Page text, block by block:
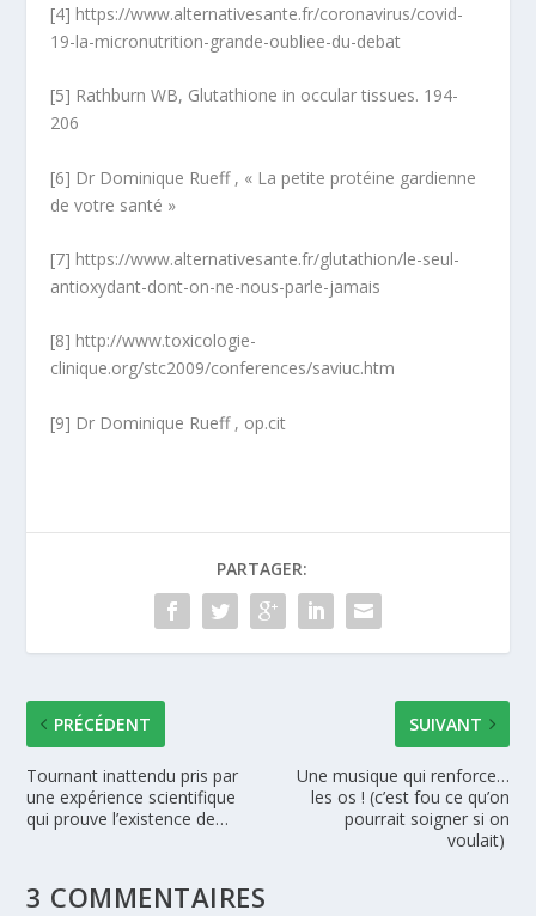
[4] https://www.alternativesante.fr/coronavirus/covid-
19-la-micronutrition-grande-oubliee-du-debat
[5] Rathburn WB, Glutathione in occular tissues. 194-
206
[6] Dr Dominique Rueff , « La petite protéine gardienne
de votre santé »
[7] https://www.alternativesante.fr/glutathion/le-seul-
antioxydant-dont-on-ne-nous-parle-jamais
[8] http://www.toxicologie-
clinique.org/stc2009/conferences/saviuc.htm
[9] Dr Dominique Rueff , op.cit
PARTAGER:
PRÉCÉDENT
Tournant inattendu pris par
une expérience scientifique
qui prouve l’existence de…
SUIVANT
Une musique qui renforce…
les os ! (c’est fou ce qu’on
pourrait soigner si on
voulait)
3 COMMENTAIRES